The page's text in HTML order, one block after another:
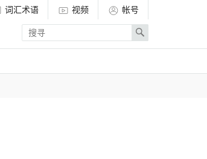
词汇术语 视频
帐号
Enter
search
term
Search